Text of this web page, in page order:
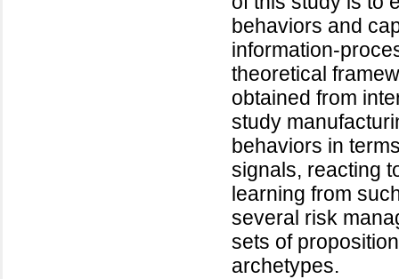
behaviors and
information-
theoretical
obtained from
study
behaviors in
signals, reacting
learning from
several risk
sets of
archetypes.